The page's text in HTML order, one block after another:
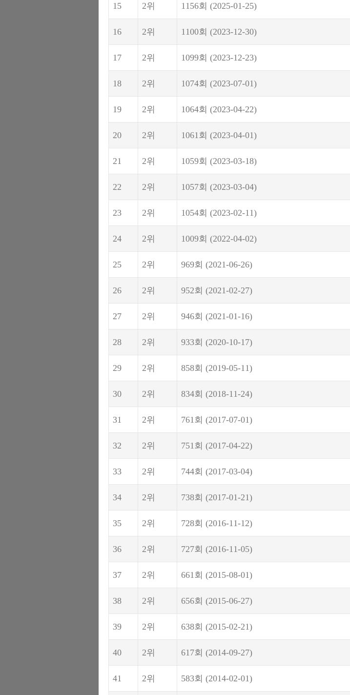
15 2위 1156회 (2025-01-25)
16 2위 1100회 (2023-12-30)
17 2위 1099회 (2023-12-23)
18 2위 1074회 (2023-07-01)
19 2위 1064회 (2023-04-22)
20 2위 1061회 (2023-04-01)
21 2위 1059회 (2023-03-18)
22 2위 1057회 (2023-03-04)
23 2위 1054회 (2023-02-11)
24 2위 1009회 (2022-04-02)
25 2위 969회 (2021-06-26)
26 2위 952회 (2021-02-27)
27 2위 946회 (2021-01-16)
28 2위 933회 (2020-10-17)
29 2위 858회 (2019-05-11)
30 2위 834회 (2018-11-24)
31 2위 761회 (2017-07-01)
32 2위 751회 (2017-04-22)
33 2위 744회 (2017-03-04)
34 2위 738회 (2017-01-21)
35 2위 728회 (2016-11-12)
36 2위 727회 (2016-11-05)
37 2위 661회 (2015-08-01)
38 2위 656회 (2015-06-27)
39 2위 638회 (2015-02-21)
40 2위 617회 (2014-09-27)
41 2위 583회 (2014-02-01)